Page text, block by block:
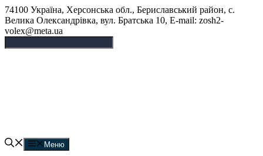
Перейти
до
вмісту
74100 Україна, Херсонська обл., Бериславський район, с.
Велика Олександрівка, вул. Братська 10, E-mail: zosh2-
volex@meta.ua
Меню